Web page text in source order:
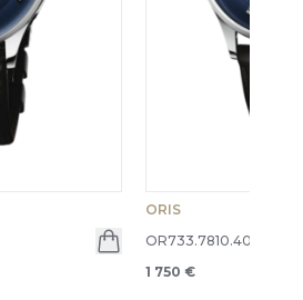
ORIS
OR733.7810.4055-
1 750 €